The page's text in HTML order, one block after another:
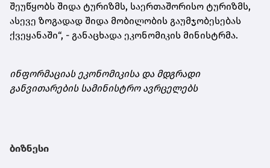
შეუწყობს შიდა ტურიზმს, საერთაშორისო ტურიზმს,
ასევე ზოგადად შიდა მობილობის გაუმჯობესებას
ქვეყანაში“, - განაცხადა ეკონომიკის მინისტრმა.
ინფორმაციას ეკონომიკისა და მდგრადი
განვითარების სამინისტრო ავრცელებს
ბიზნესი